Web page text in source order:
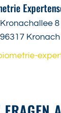
Kronachallee 8
96317 Kronach